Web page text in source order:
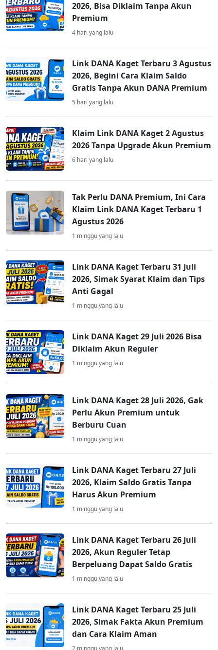
2026, Bisa Diklaim Tanpa Akun
Premium
4 hari yang lalu
Link DANA Kaget Terbaru 3 Agustus
2026, Begini Cara Klaim Saldo
Gratis Tanpa Akun DANA Premium
5 hari yang lalu
Klaim Link DANA Kaget 2 Agustus
2026 Tanpa Upgrade Akun Premium
6 hari yang lalu
Tak Perlu DANA Premium, Ini Cara
Klaim Link DANA Kaget Terbaru 1
Agustus 2026
1 minggu yang lalu
Link DANA Kaget Terbaru 31 Juli
2026, Simak Syarat Klaim dan Tips
Anti Gagal
1 minggu yang lalu
Link DANA Kaget 29 Juli 2026 Bisa
Diklaim Akun Reguler
1 minggu yang lalu
Link DANA Kaget 28 Juli 2026, Gak
Perlu Akun Premium untuk
Berburu Cuan
1 minggu yang lalu
Link DANA Kaget Terbaru 27 Juli
2026, Klaim Saldo Gratis Tanpa
Harus Akun Premium
1 minggu yang lalu
Link DANA Kaget Terbaru 26 Juli
2026, Akun Reguler Tetap
Berpeluang Dapat Saldo Gratis
1 minggu yang lalu
Link DANA Kaget Terbaru 25 Juli
2026, Simak Fakta Akun Premium
dan Cara Klaim Aman